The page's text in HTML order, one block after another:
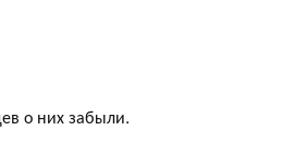
о них забыли.